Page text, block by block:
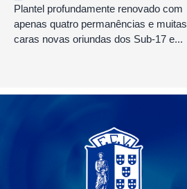
Plantel profundamente renovado com
apenas quatro permanências e muitas
caras novas oriundas dos Sub-17 e...